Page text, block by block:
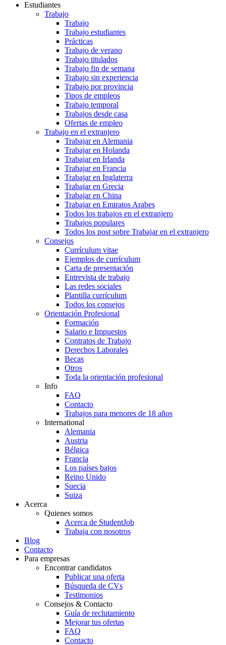
Estudiantes
Trabajo
Trabajo
Trabajo estudiantes
Prácticas
Trabajo de verano
Trabajo titulados
Trabajo fin de semana
Trabajo sin experiencia
Trabajo por provincia
Tipos de empleos
Trabajo temporal
Trabajos desde casa
Ofertas de empleo
Trabajo en el extranjero
Trabajar en Alemania
Trabajar en Holanda
Trabajar en Irlanda
Trabajar en Francia
Trabajar en Inglaterra
Trabajar en Grecia
Trabajar en China
Trabajar en Emiratos Arabes
Todos los trabajos en el extranjero
Trabajos populares
Todos los post sobre Trabajar en el extranjero
Consejos
Currículum vitae
Ejemplos de currículum
Carta de presentación
Entrevista de trabajo
Las redes sociales
Plantilla currículum
Todos los consejos
Orientación Profesional
Formación
Salario e Impuestos
Contratos de Trabajo
Derechos Laborales
Becas
Otros
Toda la orientación profesional
Info
FAQ
Contacto
Trabajos para menores de 18 años
International
Alemania
Austria
Bélgica
Francia
Los países bajos
Reino Unido
Suecia
Suiza
Acerca
Quienes somos
Acerca de StudentJob
Trabaja con nosotros
Blog
Contacto
Para empresas
Encontrar candidatos
Publicar una oferta
Búsqueda de CVs
Testimonios
Consejos & Contacto
Guía de reclutamiento
Mejorar tus ofertas
FAQ
Contacto